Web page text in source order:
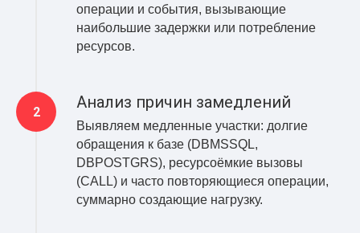
операции и события, вызывающие
наибольшие задержки или потребление
ресурсов.
Анализ причин замедлений
Выявляем медленные участки: долгие
обращения к базе (DBMSSQL,
DBPOSTGRS), ресурсоёмкие вызовы
(CALL) и часто повторяющиеся операции,
суммарно создающие нагрузку.